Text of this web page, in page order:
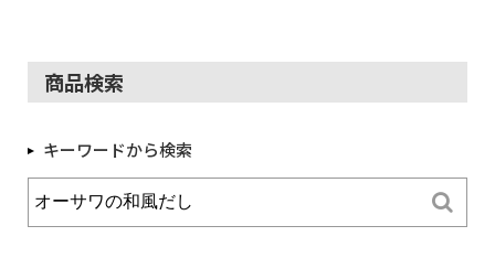
商品検索
キーワードから検索